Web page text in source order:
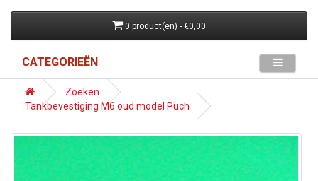
0 product(en) - €0,00
CATEGORIEËN
Zoeken
Tankbevestiging M6 oud model Puch